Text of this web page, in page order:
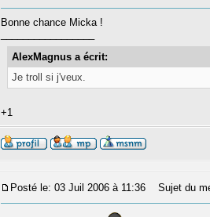
Bonne chance Micka !
AlexMagnus a écrit:
Je troll si j'veux.
+1
Posté le: 03 Juil 2006 à 11:36 Sujet du